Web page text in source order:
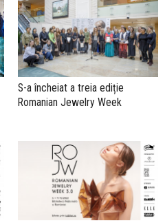
S-a încheiat a treia ediție
Romanian Jewelry Week